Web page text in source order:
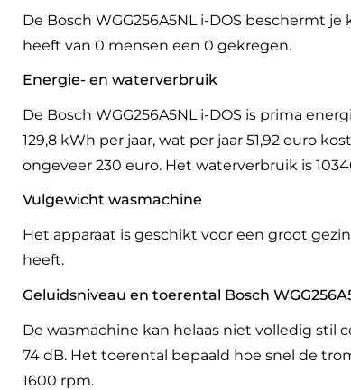
De Bosch WGG256A5NL i-DOS beschermt
heeft van 0 mensen een 0 gekregen.
Energie- en waterverbruik
De Bosch WGG256A5NL i-DOS is prima
129,8 kWh per jaar, wat per jaar 51,92 euro
ongeveer 230 euro. Het waterverbruik is
Vulgewicht wasmachine
Het apparaat is geschikt voor een groot
heeft.
Geluidsniveau en toerental Bosch
De wasmachine kan helaas niet volledig stil
74 dB. Het toerental bepaald hoe snel de
1600 rpm.